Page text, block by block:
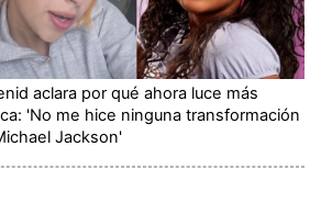
aclara por qué ahora luce más
'No me hice ninguna transformación
Jackson'